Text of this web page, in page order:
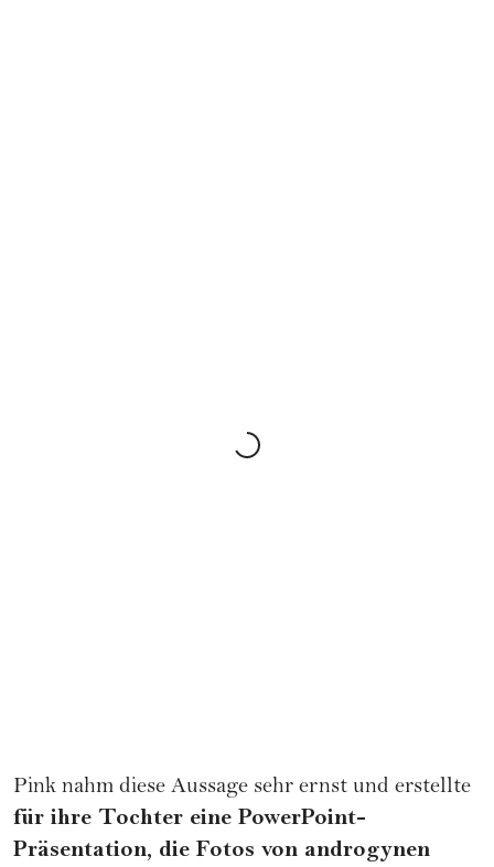
Pink nahm diese Aussage sehr ernst und erstellte
für ihre Tochter eine PowerPoint-
Präsentation, die Fotos von androgynen